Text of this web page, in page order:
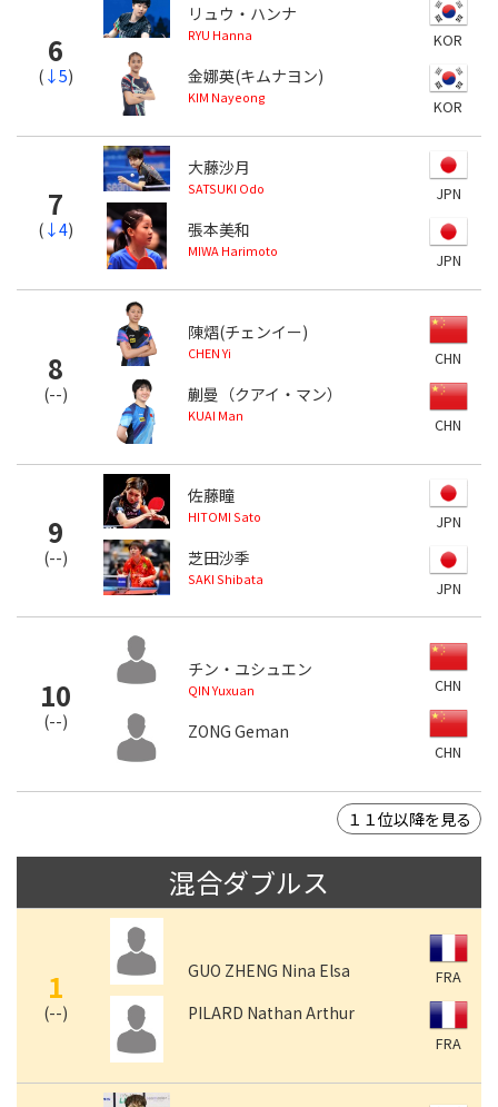
6
( ↓5)
リュウ・ハンナ
RYU Hanna
金娜英(キムナヨン)
KIM Nayeong
KOR
KOR
7
( ↓4)
大藤沙月
SATSUKI Odo
張本美和
MIWA Harimoto
JPN
JPN
8
(--)
陳熠(チェンイー)
CHEN Yi
蒯曼（クアイ・マン）
KUAI Man
CHN
CHN
9
(--)
佐藤瞳
HITOMI Sato
芝田沙季
SAKI Shibata
JPN
JPN
10
(--)
チン・ユシュエン
QIN Yuxuan
ZONG Geman
CHN
CHN
１１位以降を見る
混合ダブルス
1
(--)
GUO ZHENG Nina Elsa
PILARD Nathan Arthur
FRA
FRA